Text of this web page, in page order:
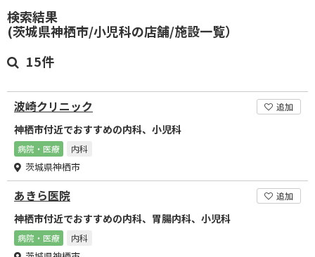
検索結果
(茨城県神栖市/小児科の店舗/施設一覧）
15件
波崎クリニック 追加
神栖市付近でおすすめの内科、小児科
病院・医療 内科
茨城県神栖市
あきら医院 追加
神栖市付近でおすすめの内科、胃腸内科、小児科
病院・医療 内科